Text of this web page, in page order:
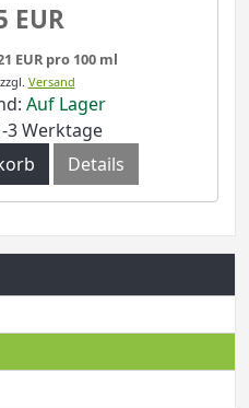
EUR
EUR pro 100 ml
zzgl. Versand
Auf Lager
3 Werktage
Details